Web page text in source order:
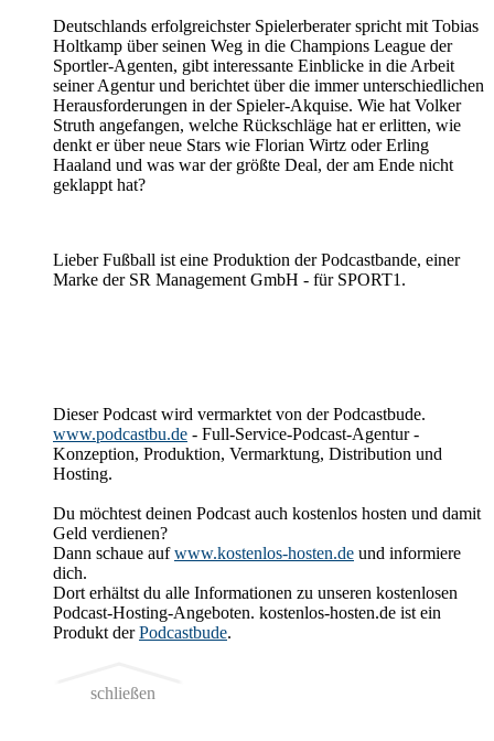
Deutschlands erfolgreichster Spielerberater spricht mit Tobias
Holtkamp über seinen Weg in die Champions League der
Sportler-Agenten, gibt interessante Einblicke in die Arbeit
seiner Agentur und berichtet über die immer unterschiedlichen
Herausforderungen in der Spieler-Akquise. Wie hat Volker
Struth angefangen, welche Rückschläge hat er erlitten, wie
denkt er über neue Stars wie Florian Wirtz oder Erling
Haaland und was war der größte Deal, der am Ende nicht
geklappt hat?
Lieber Fußball ist eine Produktion der Podcastbande, einer
Marke der SR Management GmbH - für SPORT1.
Dieser Podcast wird vermarktet von der Podcastbude.
www.podcastbu.de - Full-Service-Podcast-Agentur -
Konzeption, Produktion, Vermarktung, Distribution und
Hosting.
Du möchtest deinen Podcast auch kostenlos hosten und damit
Geld verdienen?
Dann schaue aufwww.kostenlos-hosten.de und informiere
dich.
Dort erhältst du alle Informationen zu unseren kostenlosen
Podcast-Hosting-Angeboten. kostenlos-hosten.de ist ein
Produkt derPodcastbude.
schließen